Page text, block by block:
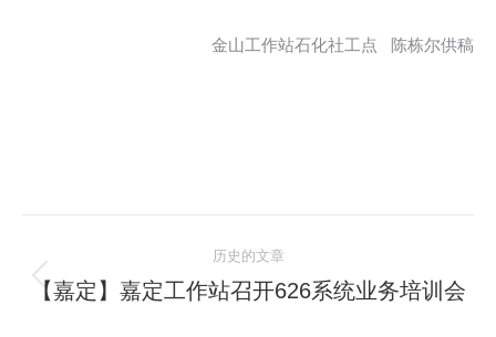
金山工作站石化社工点 陈栋尔供稿
章
历史的文章
历
【嘉定】嘉定工作站召开626系统业务培训会